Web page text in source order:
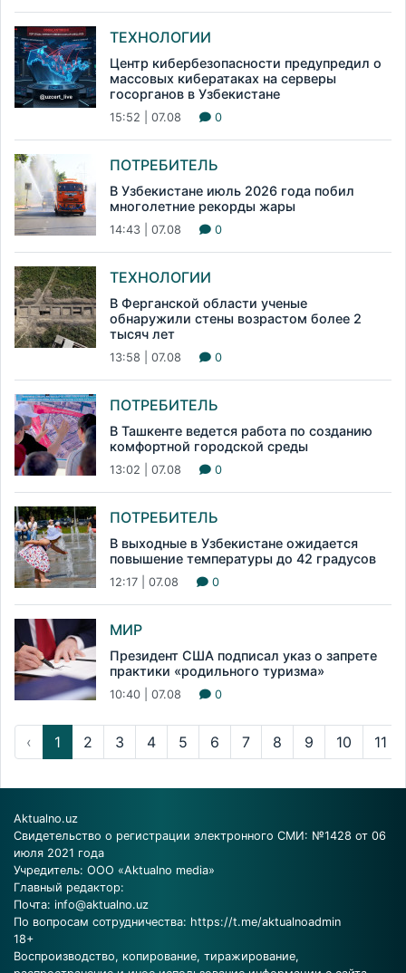
ТЕХНОЛОГИИ
Центр кибербезопасности предупредил о
массовых кибератаках на серверы
госорганов в Узбекистане
15:52 | 07.08 0
ПОТРЕБИТЕЛЬ
В Узбекистане июль 2026 года побил
многолетние рекорды жары
14:43 | 07.08 0
ТЕХНОЛОГИИ
В Ферганской области ученые
обнаружили стены возрастом более 2
тысяч лет
13:58 | 07.08 0
ПОТРЕБИТЕЛЬ
В Ташкенте ведется работа по созданию
комфортной городской среды
13:02 | 07.08 0
ПОТРЕБИТЕЛЬ
В выходные в Узбекистане ожидается
повышение температуры до 42 градусов
12:17 | 07.08 0
МИР
Президент США подписал указ о запрете
практики «родильного туризма»
10:40 | 07.08 0
‹ 1 2 3 4 5 6 7 8 9 10 11
Aktualno.uz
Свидетельство о регистрации электронного СМИ: №1428 от 06
июля 2021 года
Учредитель: ООО «Aktualno media»
Главный редактор:
Почта: info@aktualno.uz
По вопросам сотрудничества: https://t.me/aktualnoadmin
18+
Воспроизводство, копирование, тиражирование,